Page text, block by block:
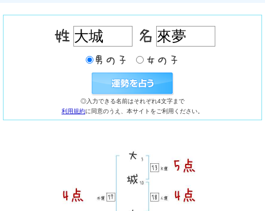
◎入力できる名前はそれぞれ4文字まで
利用規約に同意のうえ、本サイトをご利用ください。